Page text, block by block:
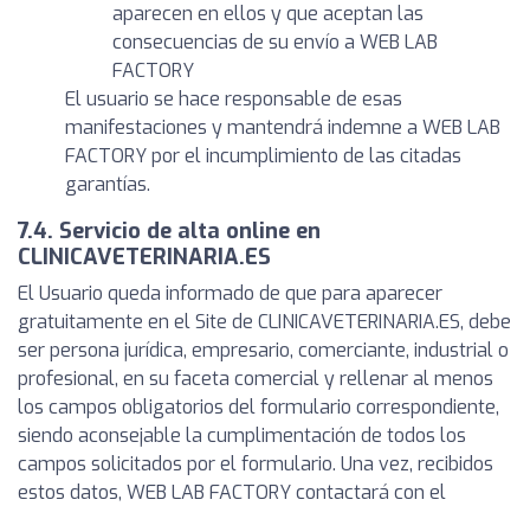
aparecen en ellos y que aceptan las
consecuencias de su envío a WEB LAB
FACTORY
El usuario se hace responsable de esas
manifestaciones y mantendrá indemne a WEB LAB
FACTORY por el incumplimiento de las citadas
garantías.
7.4. Servicio de alta online en
CLINICAVETERINARIA.ES
El Usuario queda informado de que para aparecer
gratuitamente en el Site de CLINICAVETERINARIA.ES, debe
ser persona jurídica, empresario, comerciante, industrial o
profesional, en su faceta comercial y rellenar al menos
los campos obligatorios del formulario correspondiente,
siendo aconsejable la cumplimentación de todos los
campos solicitados por el formulario. Una vez, recibidos
estos datos, WEB LAB FACTORY contactará con el